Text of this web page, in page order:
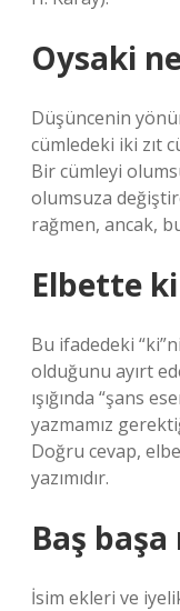
Oysaki
Düşüncenin
cümledeki iki zıt
Bir cümleyi
olumsuza
rağmen, ancak,
Elbette ki
Bu ifadedeki
olduğunu ayırt
ışığında “şans
yazmamız
Doğru cevap,
yazımıdır.
Baş başa
İsim ekleri ve